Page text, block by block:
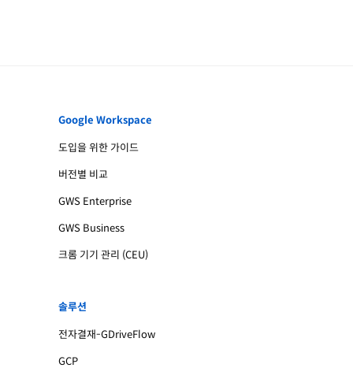
Google Workspace
도입을 위한 가이드
버전별 비교
GWS Enterprise
GWS Business
크롬 기기 관리 (CEU)
솔루션
전자결재-GDriveFlow
GCP